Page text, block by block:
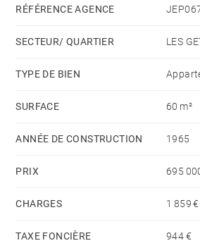
sur le village et les pistes. Vous
restaurants et remontées
de parking extérieure complètent
RÉFÉRENCE AGENCE
SECTEUR/ QUARTIER LES
TYPE DE BIEN
SURFACE 60 m²
ANNÉE DE CONSTRUCTION 1965
PRIX 695
CHARGES 1 859 €
TAXE FONCIÈRE 944 €